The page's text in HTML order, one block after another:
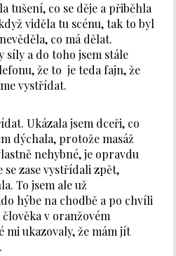
tušení, co se děje a přiběhla
viděla tu scénu, tak to byl
co má dělat.
síly a do toho jsem stále
že to je teda fajn, že
vystřídat.
Ukázala jsem dceři, co
dýchala, protože masáž
nehybné, je opravdu
se zase vystřídali zpět,
To jsem ale už
hýbe na chodbě a po chvíli
člověka v oranžovém
mi ukazovaly, že mám jít